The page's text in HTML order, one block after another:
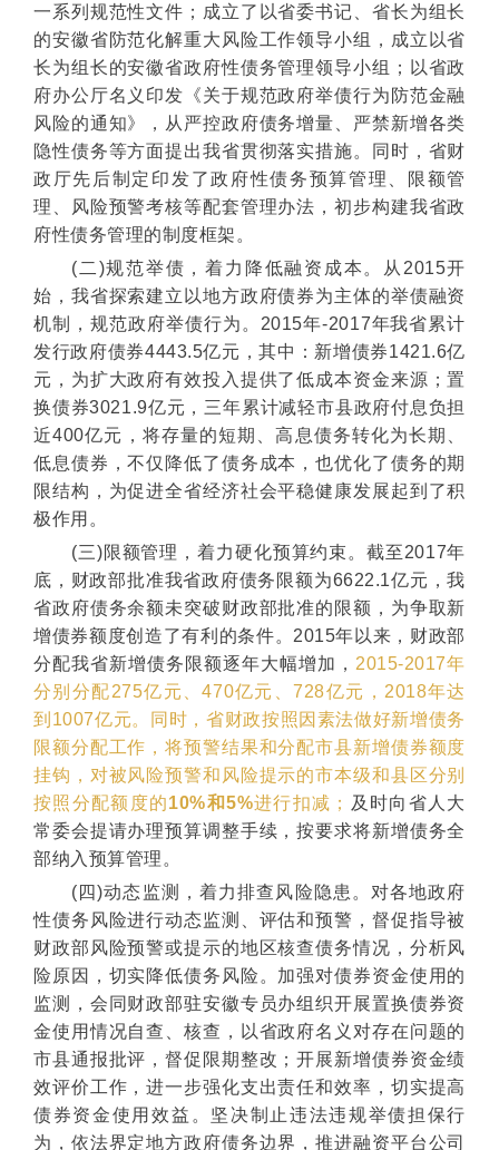
一系列规范性文件；成立了以省委书记、省长为组长
的安徽省防范化解重大风险工作领导小组，成立以省
长为组长的安徽省政府性债务管理领导小组；以省政
府办公厅名义印发《关于规范政府举债行为防范金融
风险的通知》，从严控政府债务增量、严禁新增各类
隐性债务等方面提出我省贯彻落实措施。同时，省财
政厅先后制定印发了政府性债务预算管理、限额管
理、风险预警考核等配套管理办法，初步构建我省政
府性债务管理的制度框架。
(二)规范举债，着力降低融资成本。从2015开
始，我省探索建立以地方政府债券为主体的举债融资
机制，规范政府举债行为。2015年-2017年我省累计
发行政府债券4443.5亿元，其中：新增债券1421.6亿
元，为扩大政府有效投入提供了低成本资金来源；置
换债券3021.9亿元，三年累计减轻市县政府付息负担
近400亿元，将存量的短期、高息债务转化为长期、
低息债券，不仅降低了债务成本，也优化了债务的期
限结构，为促进全省经济社会平稳健康发展起到了积
极作用。
(三)限额管理，着力硬化预算约束。截至2017年
底，财政部批准我省政府债务限额为6622.1亿元，我
省政府债务余额未突破财政部批准的限额，为争取新
增债券额度创造了有利的条件。2015年以来，财政部
分配我省新增债务限额逐年大幅增加， 2015-2017年
分别分配275亿元、470亿元、728亿元，2018年达
到1007亿元。同时，省财政按照因素法做好新增债务
限额分配工作，将预警结果和分配市县新增债券额度
挂钩，对被风险预警和风险提示的市本级和县区分别
按照分配额度的10%和5%进行扣减；
及时向省人大
常委会提请办理预算调整手续，按要求将新增债务全
部纳入预算管理。
(四)动态监测，着力排查风险隐患。对各地政府
性债务风险进行动态监测、评估和预警，督促指导被
财政部风险预警或提示的地区核查债务情况，分析风
险原因，切实降低债务风险。加强对债券资金使用的
监测，会同财政部驻安徽专员办组织开展置换债券资
金使用情况自查、核查，以省政府名义对存在问题的
市县通报批评，督促限期整改；开展新增债券资金绩
效评价工作，进一步强化支出责任和效率，切实提高
债券资金使用效益。坚决制止违法违规举债担保行
为，依法界定地方政府债务边界，推进融资平台公司